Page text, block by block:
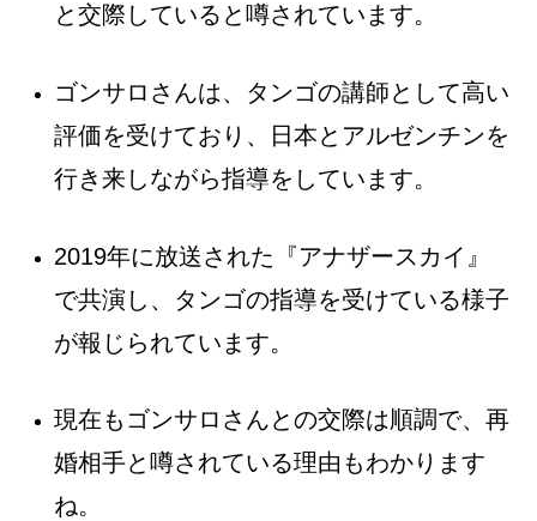
と交際していると噂されています。
ゴンサロさんは、タンゴの講師として高い
評価を受けており、日本とアルゼンチンを
行き来しながら指導をしています。
2019年に放送された『アナザースカイ』
で共演し、タンゴの指導を受けている様子
が報じられています。
現在もゴンサロさんとの交際は順調で、再
婚相手と噂されている理由もわかります
ね。